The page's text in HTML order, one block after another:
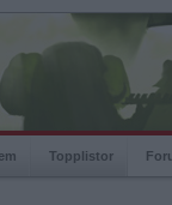
Topplistor